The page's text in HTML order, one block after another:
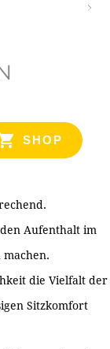
SHOP
Aufenthalt im
machen.
die Vielfalt der
Sitzkomfort